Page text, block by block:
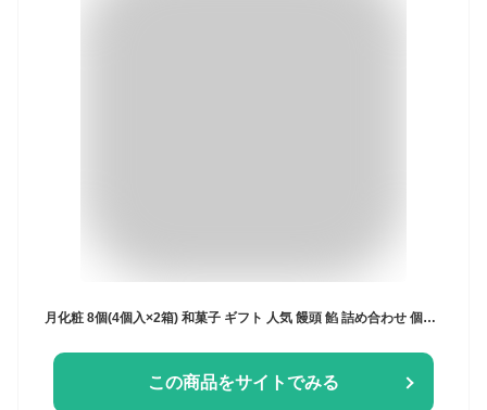
月化粧 8個(4個入×2箱) 和菓子 ギフト 人気 饅頭 餡 詰め合わせ 個包装 大阪 お土産 お菓子 まんじゅう お取り寄せ
この商品をサイトでみる